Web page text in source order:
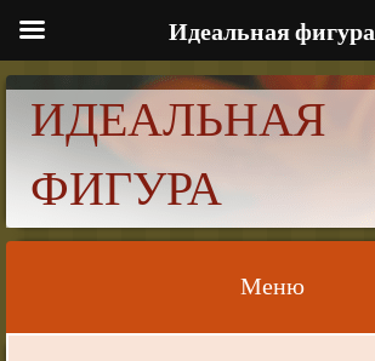
ИДЕАЛЬНАЯ
ФИГУРА
Меню
Идеальная фигура